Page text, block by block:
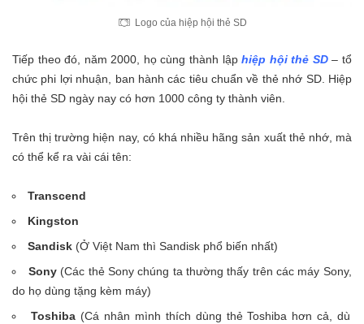
Logo của hiệp hội thẻ SD
Tiếp theo đó, năm 2000, họ cùng thành lậphiệp hội thẻ SD– tổ
chức phi lợi nhuận, ban hành các tiêu chuẩn về thẻ nhớ SD. Hiệp
hội thẻ SD ngày nay có hơn 1000 công ty thành viên.
Trên thị trường hiện nay, có khá nhiều hãng sản xuất thẻ nhớ, mà
có thể kể ra vài cái tên:
Transcend
Kingston
Sandisk (Ở Việt Nam thì Sandisk phổ biến nhất)
Sony (Các thẻ Sony chúng ta thường thấy trên các máy Sony,
do họ dùng tặng kèm máy)
Toshiba (Cá nhân mình thích dùng thẻ Toshiba hơn cả, dù